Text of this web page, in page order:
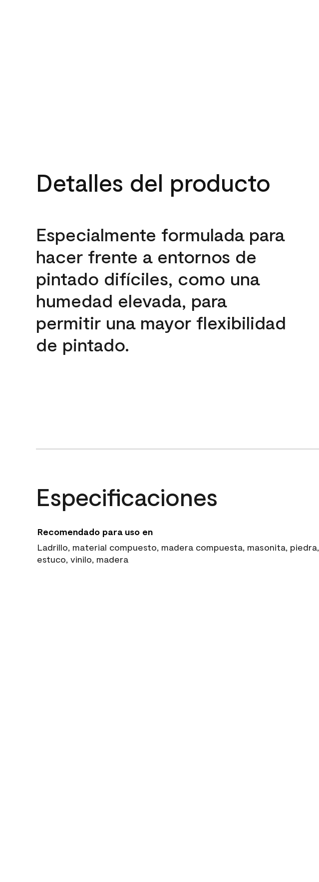
Detalles del producto
Especialmente formulada para
hacer frente a entornos de
pintado difíciles, como una
humedad elevada, para
permitir una mayor flexibilidad
de pintado.
Especificaciones
Recomendado para uso en
Ladrillo, material compuesto, madera compuesta, masonita, piedra,
estuco, vinilo, madera